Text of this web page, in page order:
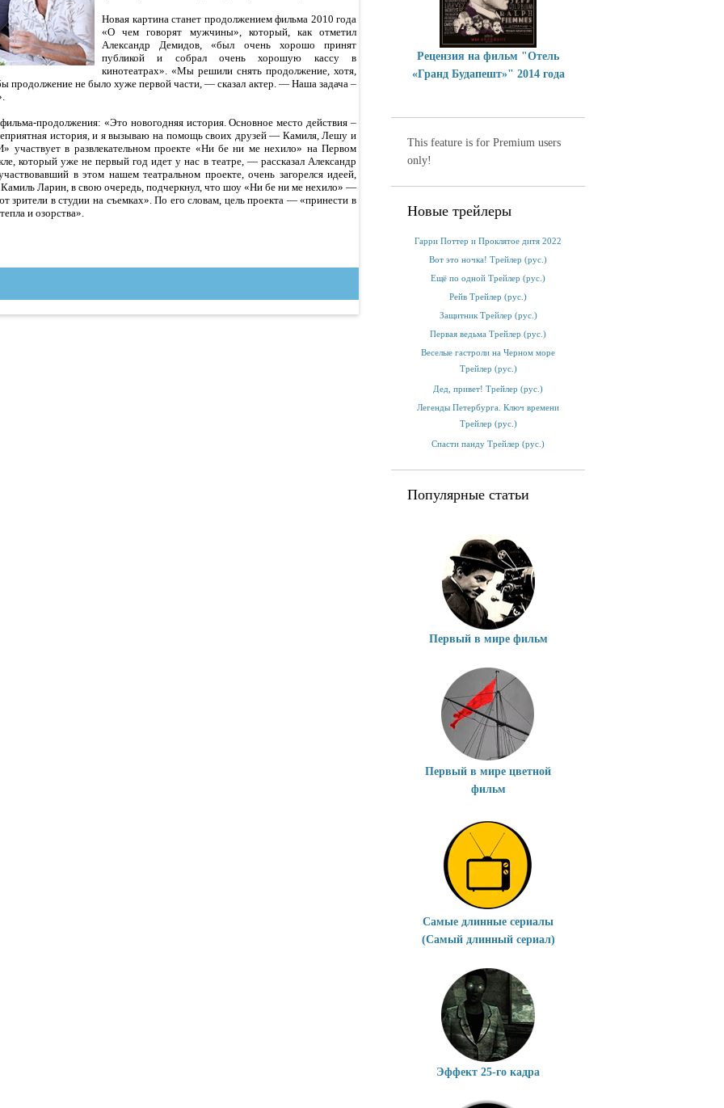
Новая картина станет продолжением фильма 2010 года
«О чем говорят мужчины», который, как отметил
Александр Демидов, «был очень хорошо принят
публикой и собрал очень хорошую кассу в
кинотеатрах». «Мы решили снять продолжение, хотя,
продолжение не было хуже первой части, — сказал актер. — Наша задача –
продолжения: «Это новогодняя история. Основное место действия –
история, и я вызываю на помощь своих друзей — Камиля, Лешу и
участвует в развлекательном проекте «Ни бе ни ме нехило» на Первом
который уже не первый год идет у нас в театре, — рассказал Александр
в этом нашем театральном проекте, очень загорелся идеей,
Ларин, в свою очередь, подчеркнул, что шоу «Ни бе ни ме нехило» —
зрители в студии на съемках». По его словам, цель проекта — «принести в
и озорства».
Рецензия на фильм "Отель
«Гранд Будапешт»" 2014 года
This feature is for Premium users
only!
Новые трейлеры
Гарри Поттер и Проклятое дитя 2022
Вот это ночка! Трейлер (рус.)
Ещё по одной Трейлер (рус.)
Рейв Трейлер (рус.)
Защитник Трейлер (рус.)
Первая ведьма Трейлер (рус.)
Веселые гастроли на Черном море
Трейлер (рус.)
Дед, привет! Трейлер (рус.)
Легенды Петербурга. Ключ времени
Трейлер (рус.)
Спасти панду Трейлер (рус.)
Популярные статьи
Первый в мире фильм
Первый в мире цветной
фильм
Самые длинные сериалы
(Самый длинный сериал)
Эффект 25-го кадра